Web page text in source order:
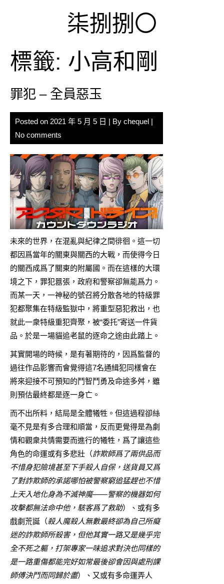
柒捌捌〇
標籤: 小高和剛
罪犯 – 全員惡玉
Posted on 2021 年 5 月 5 日 | By chequel |
No comments
未來的世界，在混亂與紀律之間徘徊。這一切
都因爲當年的關東與關西的大戰，而使得今日
的關西成爲了關東的附屬國。而在這樣的大環
境之下，罪犯囂張，政府和警察卻無能爲力。
而某一天，一神秘的號召將分散各地的特級罪
犯都聚集在特級監獄中，將重型惡犯救出，也
就此一衆特級重犯齊聚，被“委托”寄送一件貨
品。於是一場貓追老鼠的逐命之途由此踏上。
其實開場的時候，是有著期待的，因爲監督的
過往作品影響而會覺得這7名通緝犯同樣會在
將來迎接不可預知的鬥智鬥勇及命途多舛，雖
則預估最終都是逐一身亡。
而不出所料，結局是全體犧牲。但這過程卻絲
毫不見是有多合理和順當，反而更覺得是為劇
情和觀衆共情需要而進行的犧牲，爲了讓這些
角色的命運或有多悲壯（詐欺師爲了兩供品而
不惜身犯險境甚至下手殺人自保，送貨員又爲
了對詐欺師的承諾哪怕被警察窮追猛趕也不惜
上天入地化身為不滅神魔——警察的機器如何
攻擊都無法命中他，駭客爲了救助）、或有多
戲劇荒誕（殺人魔殺人無數最終卻為自己所癡
迷的詐欺師所殺害，但他其實一路又是幾乎完
全不死之軀，打架專家一味追求對決也同樣的
是一路重傷都能完好如常最後卻會因與處刑課
師傅決鬥而同歸於盡）、又或有多命運弄人